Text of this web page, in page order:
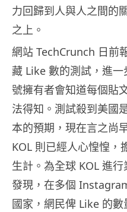
力回歸到人與人之間的
之上。
網站 TechCrunch 日前
藏 Like 數的測試，進
號擁有者會知道每個貼
法得知。測試殺到美國
本的預期，現在言之尚
KOL 則已經人心惶惶，
生計。為全球 KOL 進
發現，在多個
國家，網民俾 Like 的